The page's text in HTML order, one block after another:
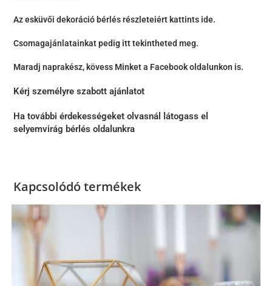
Az esküvői dekoráció bérlés részleteiért kattints ide.
Csomagajánlatainkat pedig itt tekintheted meg.
Maradj naprakész, kövess Minket a Facebook oldalunkon is.
Kérj személyre szabott ajánlatot
Ha további érdekességeket olvasnál látogass el
selyemvirág bérlés oldalunkra
Kapcsolódó termékek